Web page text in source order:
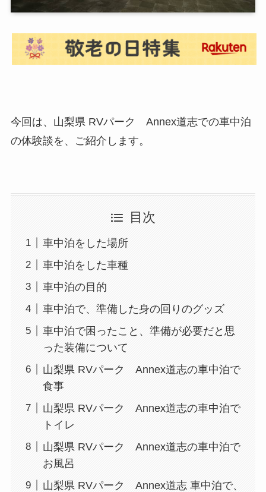
今回は、山梨県 RVパーク Annex道志での車中泊
の体験談を、ご紹介します。
目次
車中泊をした場所
車中泊をした車種
車中泊の目的
車中泊で、準備した身の回りのグッズ
車中泊で困ったこと、準備が必要だと思
った装備について
山梨県 RVパーク Annex道志の車中泊で
食事
山梨県 RVパーク Annex道志の車中泊で
トイレ
山梨県 RVパーク Annex道志の車中泊で
お風呂
山梨県 RVパーク Annex道志 車中泊で、